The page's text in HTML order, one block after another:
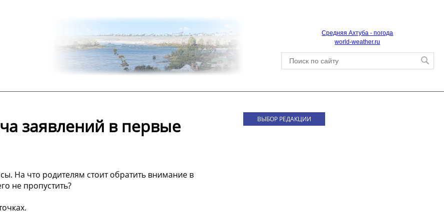
Средняя Ахтуба - погода
world-weather.ru
заявлений в первые
На что родителям стоит обратить внимание в
не пропустить?
ВЫБОР РЕДАКЦИИ